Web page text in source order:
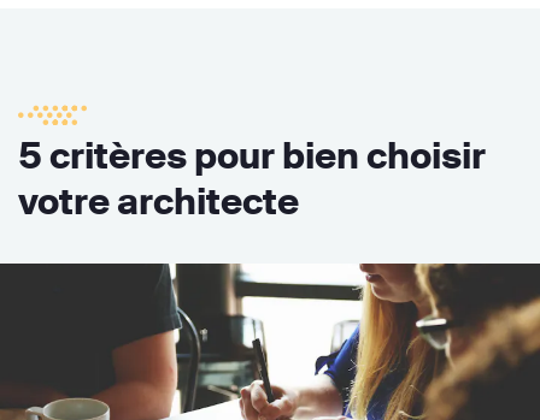
5 critères pour bien choisir
votre architecte